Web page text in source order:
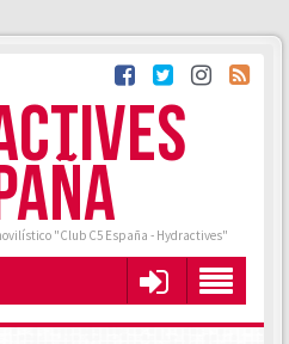
"Club C5 España - Hydractives"